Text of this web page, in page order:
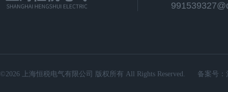
©2026 上海恒税电气有限公司 版权所有 All Rights Reserved. 备案号：